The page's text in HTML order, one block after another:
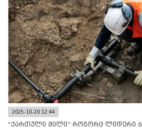
2025-10-20 12:44
“ქართული მილი” როგორც ლიდერი